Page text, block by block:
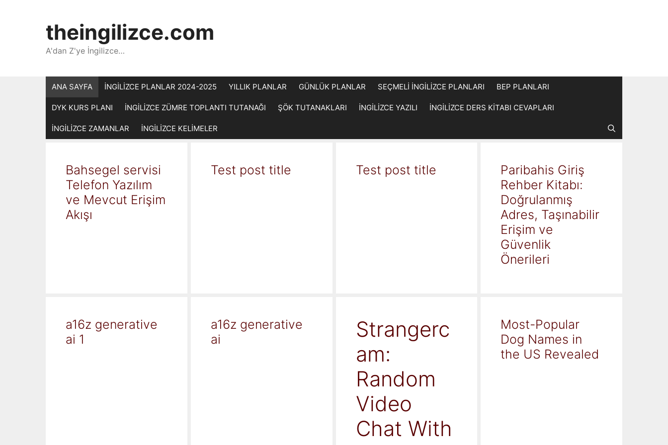
theingilizce.com
A'dan Z'ye İngilizce…
ANA SAYFA İNGİLİZCE PLANLAR 2024-2025 YILLIK PLANLAR GÜNLÜK PLANLAR SEÇMELİ İNGİLİZCE PLANLARI BEP PLANLARI
DYK KURS PLANI İNGİLİZCE ZÜMRE TOPLANTI TUTANAĞI ŞÖK TUTANAKLARI İNGİLİZCE YAZILI İNGİLİZCE DERS KİTABI CEVAPLARI
İNGİLİZCE ZAMANLAR İNGİLİZCE KELİMELER
Bahsegel servisi
Telefon Yazılım
ve Mevcut Erişim
Akışı
Test post title Test post title
Paribahis Giriş
Rehber Kitabı:
Doğrulanmış
Adres, Taşınabilir
Erişim ve
Güvenlik
Önerileri
a16z generative
ai 1
a16z generative
ai
Strangerc
am:
Random
Video
Chat With
Most-Popular
Dog Names in
the US Revealed